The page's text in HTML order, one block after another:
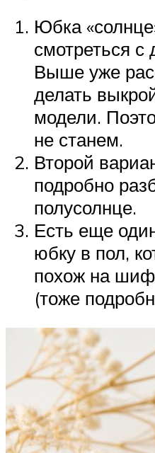
Юбка
смотреться с
Выше уже
делать
модели.
не станем.
Второй
подробно
полусолнце.
Есть еще
юбку в пол,
похож на
(тоже